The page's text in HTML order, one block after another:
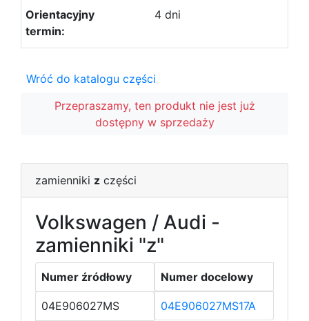
4 dni
Wróć do katalogu części
Przepraszamy, ten produkt nie jest już
dostępny w sprzedaży
zamienniki z części
Volkswagen / Audi -
zamienniki "z"
Numer źródłowy Numer docelowy
04E906027MS 04E906027MS17A